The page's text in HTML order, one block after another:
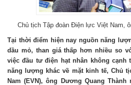
Chủ tịch Tập đoàn Điện lực Việt Nam,
Tại thời điểm hiện nay nguồn năng
dầu mỏ, than giá thấp hơn nhiều so
việc đầu tư điện hạt nhân không cạnh
năng lượng khác về mặt kinh tế, Chủ
Nam (EVN), ông Dương Quang